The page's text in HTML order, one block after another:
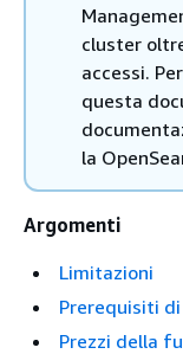
cluster
accessi.
questa
la
Argomenti
Limitazioni
Prerequisiti
Prezzi della